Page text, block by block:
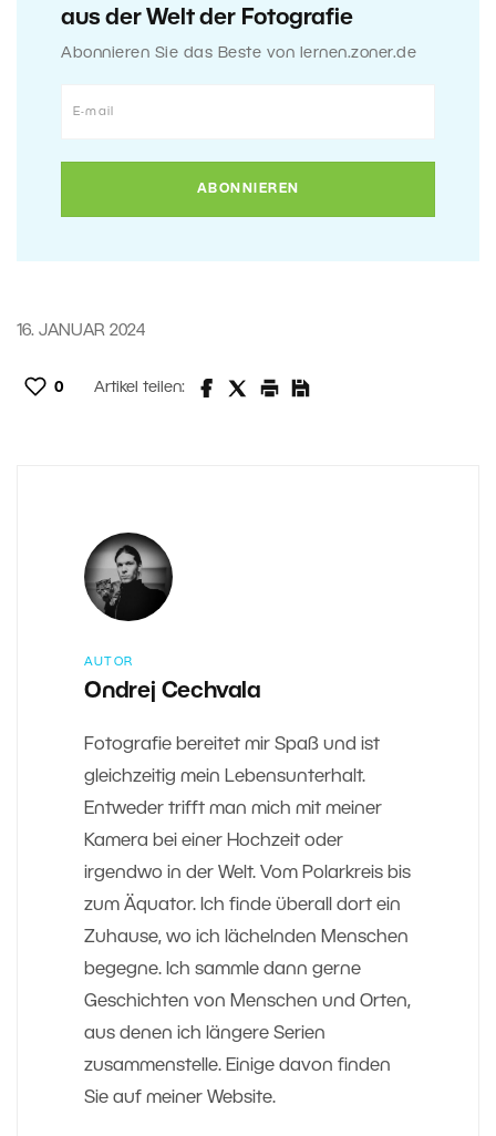
aus der Welt der Fotografie
Abonnieren Sie das Beste von lernen.zoner.de
16. JANUAR 2024
0 Artikel teilen:
AUTOR
Ondrej Cechvala
Fotografie bereitet mir Spaß und ist
gleichzeitig mein Lebensunterhalt.
Entweder trifft man mich mit meiner
Kamera bei einer Hochzeit oder
irgendwo in der Welt. Vom Polarkreis bis
zum Äquator. Ich finde überall dort ein
Zuhause, wo ich lächelnden Menschen
begegne. Ich sammle dann gerne
Geschichten von Menschen und Orten,
aus denen ich längere Serien
zusammenstelle. Einige davon finden
Sie auf meiner Website.